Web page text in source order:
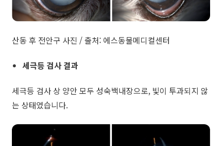
산동 후 전안구 사진 / 출처: 에스동물메디컬센터
세극등 검사 결과
세극등 검사 상 양안 모두 성숙백내장으로, 빛이 투과되지 않
는 상태였습니다.